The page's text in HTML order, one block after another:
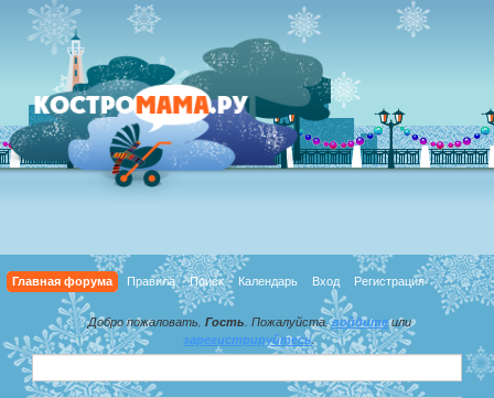
Главная форума Правила Поиск Календарь Вход Регистрация
Добро пожаловать, Гость . Пожалуйста,войдитеили
зарегистрируйтесь.